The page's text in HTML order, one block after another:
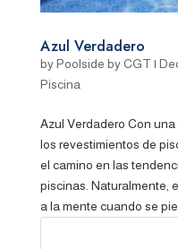
Azul Verdadero
byPoolside by CGT |
Piscina
Azul Verdadero Con
los revestimientos de
el camino en las
piscinas. Naturalmente,
a la mente cuando se